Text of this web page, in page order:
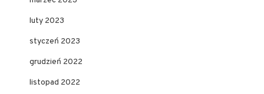
luty 2023
styczeń 2023
grudzień 2022
listopad 2022